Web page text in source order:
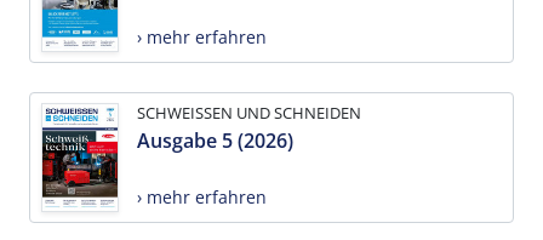
› mehr erfahren
SCHWEISSEN UND SCHNEIDEN
Ausgabe 5 (2026)
› mehr erfahren